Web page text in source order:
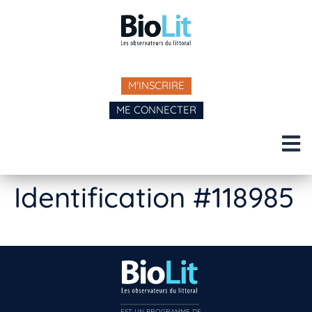
M'INSCRIRE
ME CONNECTER
Identification #118985